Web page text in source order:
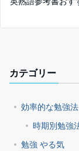
カテゴリー
効率的な勉強法
時期別勉強
勉強 やる気